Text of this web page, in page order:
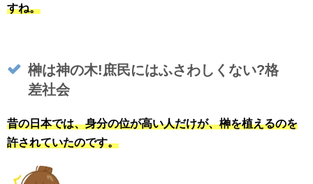
すね。
榊は神の木!庶民にはふさわしくない?格
差社会
昔の日本では、身分の位が高い人だけが、榊を植えるのを
許されていたのです。